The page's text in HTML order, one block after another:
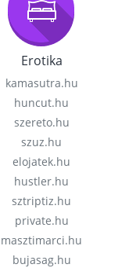
Erotika
kamasutra.hu
huncut.hu
szereto.hu
szuz.hu
elojatek.hu
hustler.hu
sztriptiz.hu
private.hu
masztimarci.hu
bujasag.hu